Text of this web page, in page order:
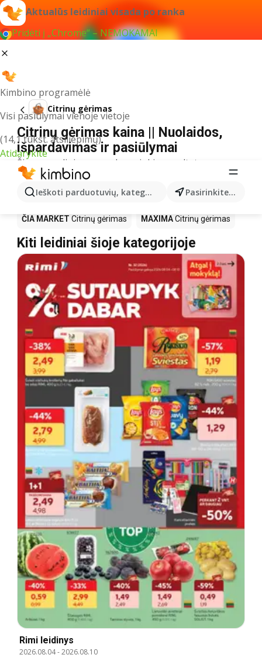
Aktualūs leidiniai visada po ranka
Pridėti į „Chrome“ – NEMOKAMAI
Kimbino programėlė
Visi pasiūlymai vienoje vietoje
(14,1 tūkst. atsiliepimų)
Atidarykite
Ieškoti parduotuvių, kategorijų, produktų... Pasirinkite miestą
Citrinų gėrimas
Citrinų gėrimas kaina || Nuolaidos,
išpardavimas ir pasiūlymai
Šiuo pavadinimu neradome jokių rezultatų
Akcija Citrinų gėrimas – kur
nusipirkti?
ČIA MARKET Citrinų gėrimas MAXIMACitrinų gėrimas
Kiti leidiniai šioje kategorijoje
Rimi leidinys
2026.08.04-2026.08.10